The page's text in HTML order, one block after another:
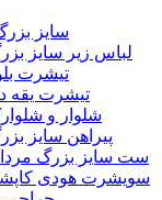
سایز
لباس زیر سایز
تیشرت
تیشرت یقه
شلوار و
پیراهن سایز
ست سایز بزرگ
سویشرت هودی